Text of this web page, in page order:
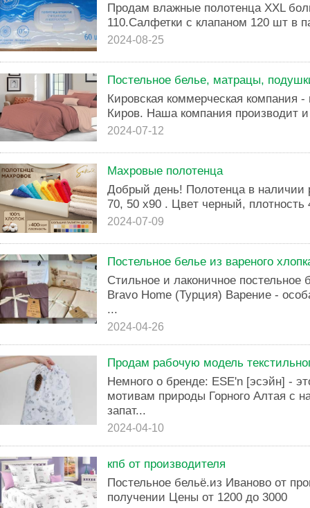
Продам влажные полотенца XXL
110.Салфетки с клапаном 120 шт в
2024-08-25
Постельное белье, матрацы,
Кировская коммерческая компания
Киров. Наша компания производит и
2024-07-12
Махровые полотенца
Дoбpый дeнь! Полотенца в наличии
70, 50 х90 . Цвeт чeрный, плотнocть
2024-07-09
Постельное белье из вареного
Стильное и лаконичное постельное
Bravo Home (Турция) Варение -
...
2024-04-26
Продам рабочую модель
Немного о бренде: ESE'n [эсэйн] -
мотивам природы Горного Алтая с
запат...
2024-04-10
кпб от производителя
Постельное бельё.из Иваново от
получении Цены от 1200 до 3000